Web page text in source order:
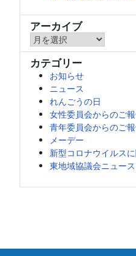
アーカイブ
ア
ー
カ
カテゴリー
お知らせ
ニュース
れんごうの日
女性委員会からのご
青年委員会からのご
メーデー
新型コロナウイルス
東地域協議会ニュース